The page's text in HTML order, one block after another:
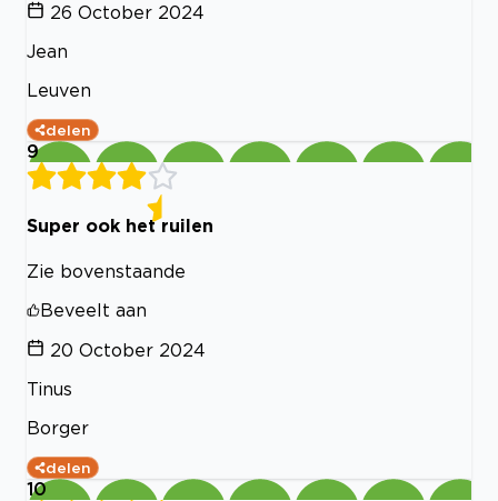
26 October 2024
Jean
Leuven
delen
9
Super ook het ruilen
Zie bovenstaande
Beveelt aan
20 October 2024
Tinus
Borger
delen
10